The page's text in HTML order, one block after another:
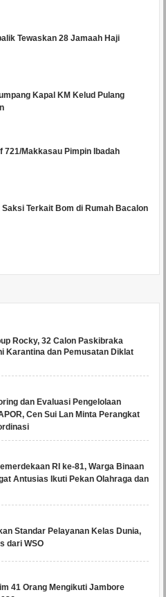
Tewaskan 28 Jamaah Haji
Kapal KM Kelud Pulang
721/Makkasau Pimpin Ibadah
Terkait Bom di Rumah Bacalon
Rocky, 32 Calon Paskibraka
Karantina dan Pemusatan Diklat
dan Evaluasi Pengelolaan
Cen Sui Lan Minta Perangkat
RI ke-81, Warga Binaan
Antusias Ikuti Pekan Olahraga dan
Standar Pelayanan Kelas Dunia,
dari WSO
41 Orang Mengikuti Jambore